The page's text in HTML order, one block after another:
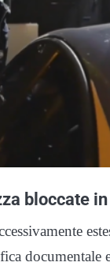
bloccate
documentale